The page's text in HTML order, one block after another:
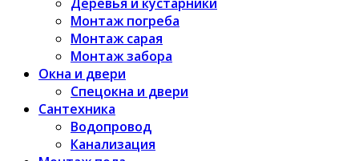
Монтаж погреба
Монтаж сарая
Монтаж забора
Окна и двери
Спецокна и двери
Сантехника
Водопровод
Канализация